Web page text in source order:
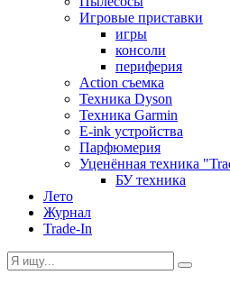
Игровые приставки
игры
консоли
периферия
Action съемка
Техника Dyson
Техника Garmin
E-ink устройства
Парфюмерия
Уценённая техника
БУ техника
Лето
Журнал
Trade-In